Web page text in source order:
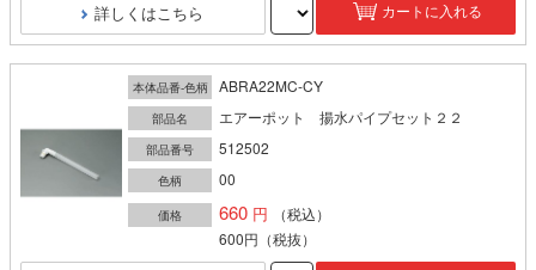
詳しくはこちら カートに入れる
本体品番-色柄 ABRA22MC-CY
部品名 エアーポット 揚水パイプセット２２
部品番号 512502
色柄 00
価格 660
（税込）
600円 （税抜）